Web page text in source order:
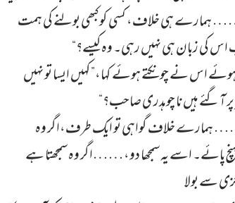
ہی خلاف، کسی کو کبھی بولنے کی ہمت
کی زبان ہی نہیں رہی۔ وہ کیسے؟“
اس نے چونکتے ہوئے کہا،”کہیں ایسا تو نہیں
آگئے ہیں نا چوہدری صاحب؟“
…… ہمارے خلاف گواہی تو ایک طرف،اگر وہ
پائے۔ اسے یہ سمجھا دو،……اگر وہ سمجھتا ہے
سے بولا